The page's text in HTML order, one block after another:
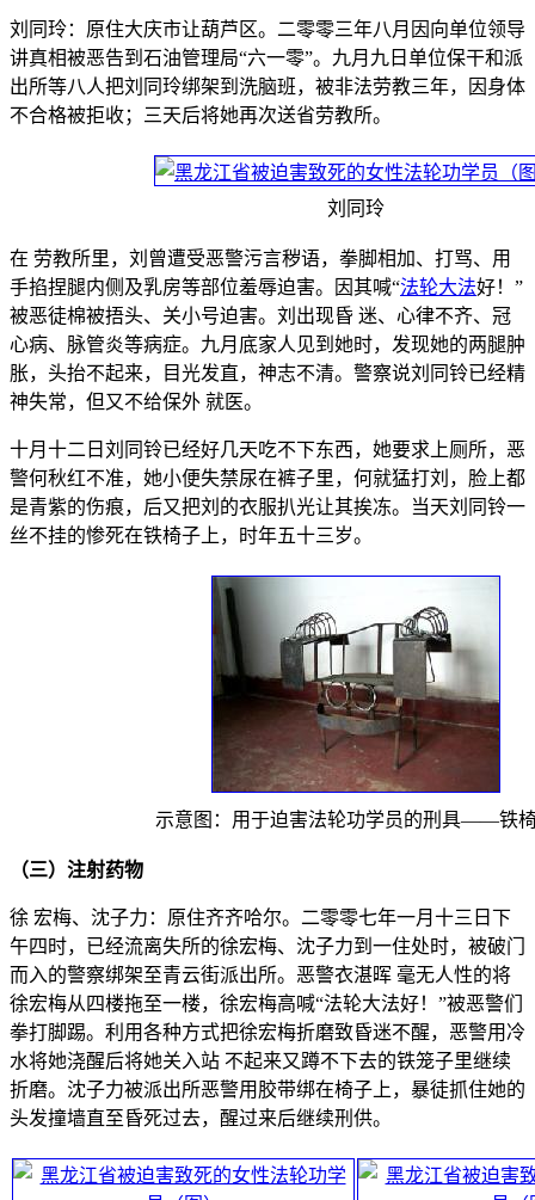
刘同玲：原住大庆市让葫芦区。二零零三年八月因向单位领导
讲真相被恶告到石油管理局“六一零”。九月九日单位保干和派
出所等八人把刘同玲绑架到洗脑班，被非法劳教三年，因身体
不合格被拒收；三天后将她再次送省劳教所。
刘同玲
在 劳教所里，刘曾遭受恶警污言秽语，拳脚相加、打骂、用
手掐捏腿内侧及乳房等部位羞辱迫害。因其喊“法轮大法好！”
被恶徒棉被捂头、关小号迫害。刘出现昏 迷、心律不齐、冠
心病、脉管炎等病症。九月底家人见到她时，发现她的两腿肿
胀，头抬不起来，目光发直，神志不清。警察说刘同铃已经精
神失常，但又不给保外 就医。
十月十二日刘同铃已经好几天吃不下东西，她要求上厕所，恶
警何秋红不准，她小便失禁尿在裤子里，何就猛打刘，脸上都
是青紫的伤痕，后又把刘的衣服扒光让其挨冻。当天刘同铃一
丝不挂的惨死在铁椅子上，时年五十三岁。
示意图：用于迫害法轮功学员的刑具——铁
（三）注射药物
徐 宏梅、沈子力：原住齐齐哈尔。二零零七年一月十三日下
午四时，已经流离失所的徐宏梅、沈子力到一住处时，被破门
而入的警察绑架至青云街派出所。恶警衣湛晖 毫无人性的将
徐宏梅从四楼拖至一楼，徐宏梅高喊“法轮大法好！”被恶警们
拳打脚踢。利用各种方式把徐宏梅折磨致昏迷不醒，恶警用冷
水将她浇醒后将她关入站 不起来又蹲不下去的铁笼子里继续
折磨。沈子力被派出所恶警用胶带绑在椅子上，暴徒抓住她的
头发撞墙直至昏死过去，醒过来后继续刑供。